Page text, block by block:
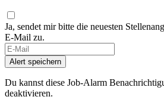
Ja, sendet mir bitte die neuesten
E-Mail zu.
Alert speichern
Du kannst diese Job-Alarm
deaktivieren.